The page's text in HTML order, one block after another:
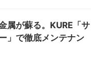
属が蘇る。KURE「サ
」で徹底メンテナン